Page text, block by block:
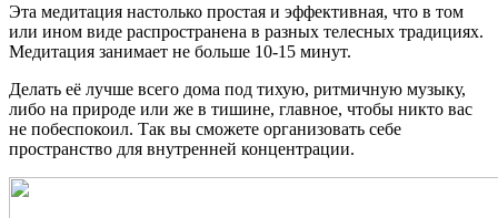
Эта медитация настолько простая и эффективная, что в том
или ином виде распространена в разных телесных традициях.
Медитация занимает не больше 10-15 минут.
Делать её лучше всего дома под тихую, ритмичную музыку,
либо на природе или же в тишине, главное, чтобы никто вас
не побеспокоил. Так вы сможете организовать себе
пространство для внутренней концентрации.